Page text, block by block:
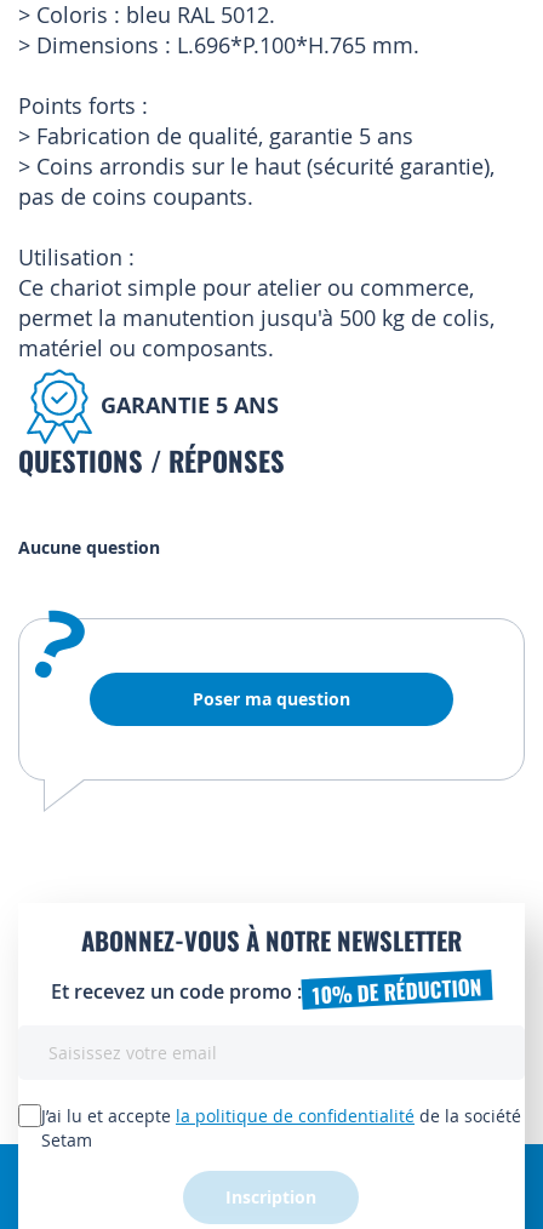
> Coloris : bleu RAL 5012.
> Dimensions : L.696*P.100*H.765 mm.
Points forts :
> Fabrication de qualité, garantie 5 ans
> Coins arrondis sur le haut (sécurité garantie),
pas de coins coupants.
Utilisation :
Ce chariot simple pour atelier ou commerce,
permet la manutention jusqu'à 500 kg de colis,
matériel ou composants.
GARANTIE 5 ANS
QUESTIONS / RÉPONSES
Aucune question
? Poser ma question
ABONNEZ-VOUS À NOTRE NEWSLETTER
Et recevez un code promo : 10% DE RÉDUCTION
lettre
d’information
J’ai lu et accepte la politique de confidentialité de la société
Setam
Inscription